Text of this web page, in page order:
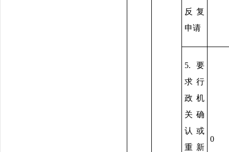
反复
申请
5.要
求行
政机
关确
认或
重新
0